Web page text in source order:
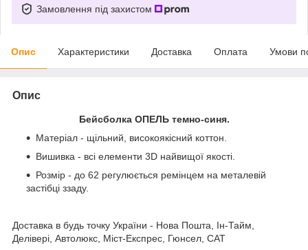
Замовлення під захистом
Опис Характеристики Доставка Оплата Умови
Опис
Бейсболка ОПЕЛЬ темно-синя.
Матеріал - щільний, високоякісний коттон.
Вишивка - всі елементи 3D найвищої якості.
Розмір - до 62 регулюється ремінцем на металевій
застібці ззаду.
Доставка в будь точку України - Нова Пошта, Ін-Тайм,
Делівері, Автолюкс, Міст-Експрес, Гюнсел, САТ